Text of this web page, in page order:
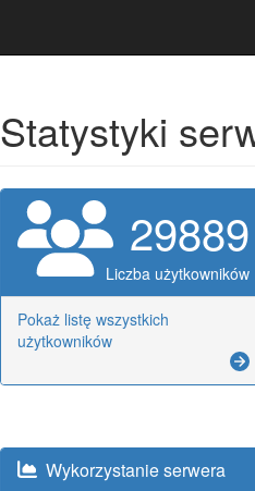
Statystyki
29889
Liczba użytkowników
Pokaż listę wszystkich
użytkowników
Wykorzystanie serwera